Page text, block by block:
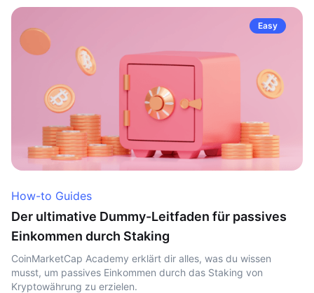
Easy
How-to Guides
Der ultimative Dummy-Leitfaden für passives
Einkommen durch Staking
CoinMarketCap Academy erklärt dir alles, was du wissen
musst, um passives Einkommen durch das Staking von
Kryptowährung zu erzielen.